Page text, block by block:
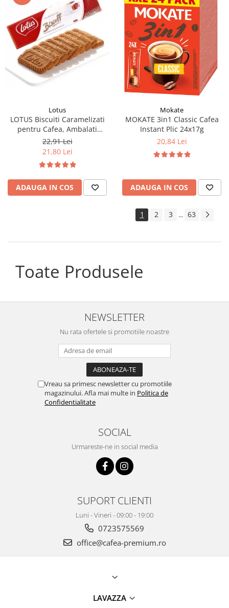
Lotus
LOTUS Biscuiti Caramelizati
pentru Cafea, Ambalati
Individual 50buc 312.5g
22,91 Lei
21,80 Lei
ADAUGA IN COS
Mokate
MOKATE 3in1 Classic Cafea
Instant Plic 24x17g
20,84 Lei
ADAUGA IN COS
1 2 3 ... 63
Toate Produsele
NEWSLETTER
Nu rata ofertele si promotiile noastre
Vreau sa primesc newsletter cu promotiile
magazinului. Afla mai multe in Politica de
Confidentialitate
SOCIAL
Urmareste-ne in social media
SUPORT CLIENTI
Luni - Vineri - 09:00 - 19:00
0723575569
office@cafea-premium.ro
LAVAZZA